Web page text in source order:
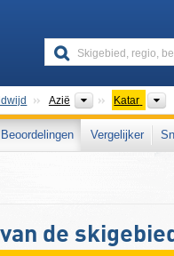
Azië Continenten
Katar
Vergelijker
de